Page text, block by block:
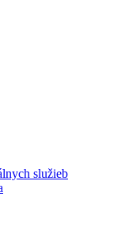
služieb